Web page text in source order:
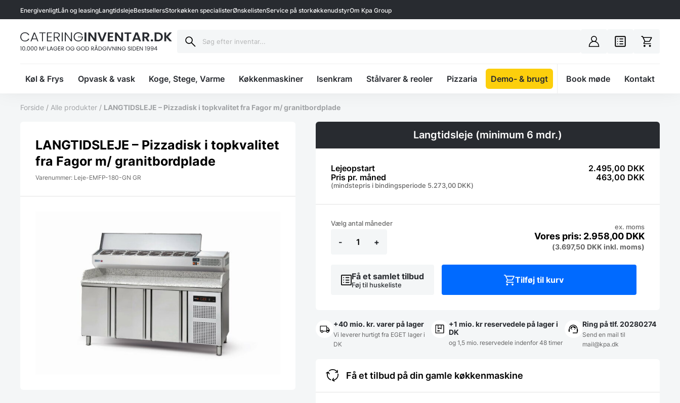
EnergivenligtLån og leasingLangtidslejeBestsellersStorkøkken specialisterØnskelistenService på storkøkkenudstyrOm Kpa Group
Køl & Frys Opvask & vask Koge, Stege, Varme Køkkenmaskiner Isenkram Stålvarer & reoler Pizzaria Demo- & brugt Spacer
Book møde Kontakt
Forside / Alle produkter / LANGTIDSLEJE – Pizzadisk i topkvalitet fra Fagor m/ granitbordplade
LANGTIDSLEJE – Pizzadisk i topkvalitet
fra Fagor m/ granitbordplade
Varenummer: Leje-EMFP-180-GN GR
Langtidsleje (minimum 6 mdr.)
Lejeopstart 2.495,00 DKK
Pris pr. måned
463,00 DKK
(mindstepris i bindingsperiode 5.273,00 DKK)
-
LANGTIDSLEJE
Pizzadisk
Fagor
+
2.958,00 DKK
ex. moms
(3.697,50 DKK inkl. moms)
Få et samlet tilbud
Føj til huskeliste Tilføj til kurv
+40 mio. kr. varer på lager
Vi leverer hurtigt fra EGET lager i
DK
+1 mio. kr reservedele på lager i
DK
og 1,5 mio. reservedele indenfor 48 timer
Ring på tlf. 20280274
Send en mail til
mail@kpa.dk
Få et tilbud på din gamle køkkenmaskine